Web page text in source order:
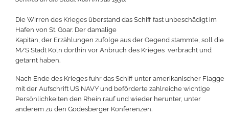
Die Wirren des Krieges überstand das Schiff fast unbeschädigt im
Hafen von St. Goar. Der damalige
Kapitän, der Erzählungen zufolge aus der Gegend stammte, soll die
M/S Stadt Köln dorthin vor Anbruch des Krieges verbracht und
getarnt haben.
Nach Ende des Krieges fuhr das Schiff unter amerikanischer Flagge
mit der Aufschrift US NAVY und beförderte zahlreiche wichtige
Persönlichkeiten den Rhein rauf und wieder herunter, unter
anderem zu den Godesberger Konferenzen.